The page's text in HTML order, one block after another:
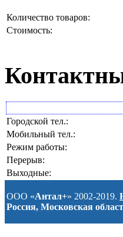
Количество товаров:
Стоимость:
Городской тел.:
Мобильный тел.:
Режим работы:
Перерыв:
Выходные:
ООО «Антал+» 2002-2019.
Россия, Московская